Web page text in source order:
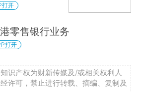
打开
零售银行业务
打开
识产权为财新传媒及/或相关权利人
许可，禁止进行转载、摘编、复制及